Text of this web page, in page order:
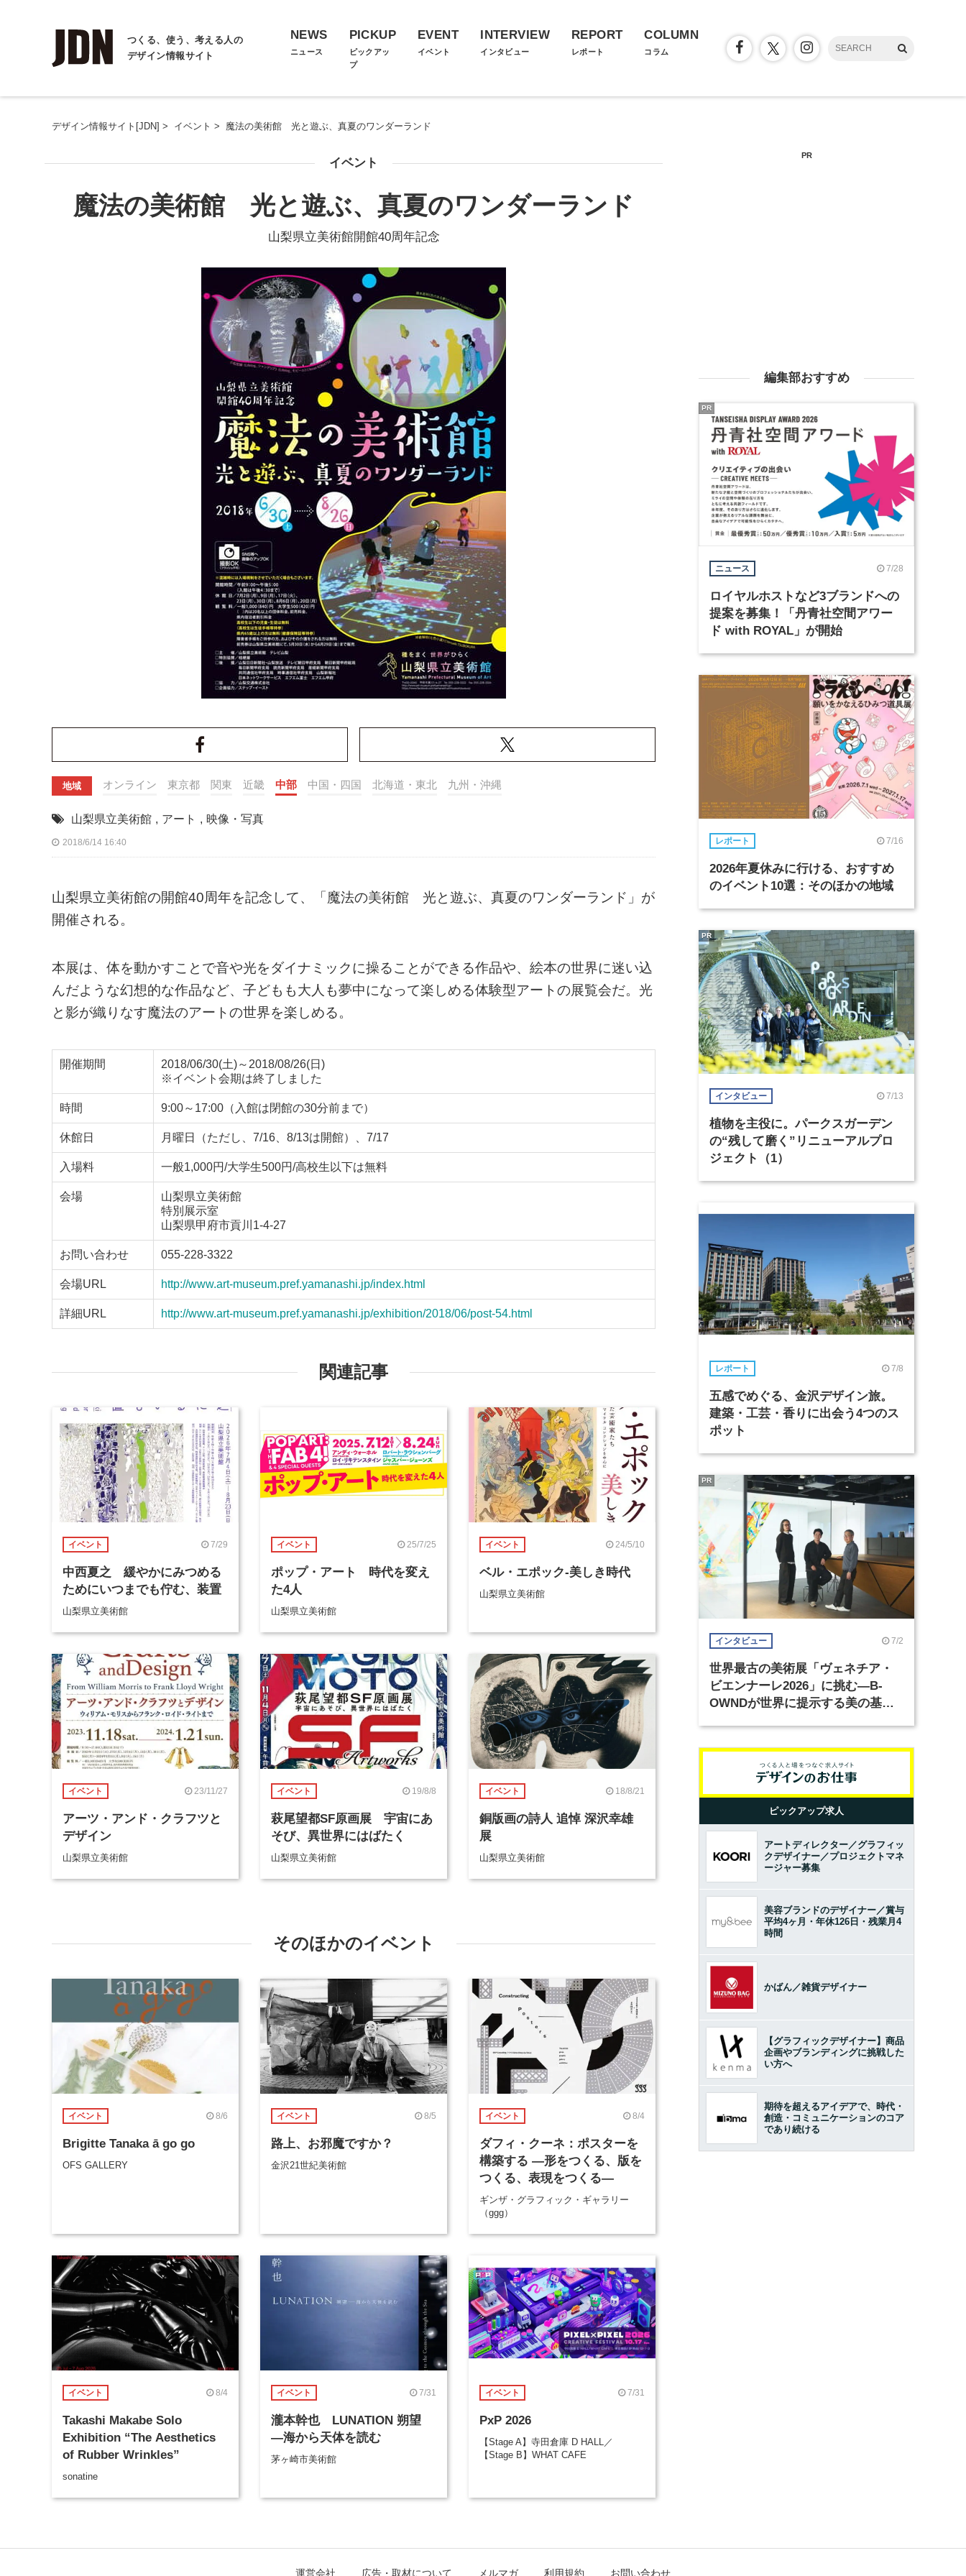
つくる、使う、考える人の
デザイン情報サイト
NEWS
ニュース
PICKUP
ピックアッ
プ
EVENT
イベント
INTERVIEW
インタビュー
REPORT
レポート
COLUMN
コラム
デザイン情報サイト[JDN] > イベント > 魔法の美術館 光と遊ぶ、真夏のワンダーランド
イベント
魔法の美術館 光と遊ぶ、真夏のワンダーランド
山梨県立美術館開館40周年記念
地域 オンライン 東京都 関東 近畿 中部 中国・四国 北海道・東北 九州・沖縄
山梨県立美術館 , アート , 映像・写真
2018/6/14 16:40
山梨県立美術館の開館40周年を記念して、「魔法の美術館 光と遊ぶ、真夏のワンダーランド」が
開催される。
本展は、体を動かすことで音や光をダイナミックに操ることができる作品や、絵本の世界に迷い込
んだような幻想的な作品など、子どもも大人も夢中になって楽しめる体験型アートの展覧会だ。光
と影が織りなす魔法のアートの世界を楽しめる。
開催期間
2018/06/30(土)～2018/08/26(日)
※イベント会期は終了しました
時間 9:00～17:00（入館は閉館の30分前まで）
休館日 月曜日（ただし、7/16、8/13は開館）、7/17
入場料 一般1,000円/大学生500円/高校生以下は無料
会場
山梨県立美術館
特別展示室
山梨県甲府市貢川1-4-27
お問い合わせ 055-228-3322
会場URL http://www.art-museum.pref.yamanashi.jp/index.html
詳細URL http://www.art-museum.pref.yamanashi.jp/exhibition/2018/06/post-54.html
関連記事
イベント 7/29
中西夏之 緩やかにみつめる
ためにいつまでも佇む、装置
山梨県立美術館
イベント 25/7/25
ポップ・アート 時代を変え
た4人
山梨県立美術館
イベント 24/5/10
ベル・エポック-美しき時代
山梨県立美術館
イベント 23/11/27
アーツ・アンド・クラフツと
デザイン
山梨県立美術館
イベント 19/8/8
萩尾望都SF原画展 宇宙にあ
そび、異世界にはばたく
山梨県立美術館
イベント 18/8/21
銅版画の詩人 追悼 深沢幸雄
展
山梨県立美術館
そのほかのイベント
イベント 8/6
Brigitte Tanaka ā go go
OFS GALLERY
イベント 8/5
路上、お邪魔ですか？
金沢21世紀美術館
イベント 8/4
ダフィ・クーネ：ポスターを
構築する ―形をつくる、版を
つくる、表現をつくる―
ギンザ・グラフィック・ギャラリー
（ggg）
イベント 8/4
Takashi Makabe Solo
Exhibition “The Aesthetics
of Rubber Wrinkles”
sonatine
イベント 7/31
瀧本幹也 LUNATION 朔望
―海から天体を読む
茅ヶ崎市美術館
イベント 7/31
PxP 2026
【Stage A】寺田倉庫 D HALL／
【Stage B】WHAT CAFE
PR
編集部おすすめ
ニュース 7/28
ロイヤルホストなど3ブランドへの
提案を募集！「丹青社空間アワー
ド with ROYAL」が開始
PR
レポート 7/16
2026年夏休みに行ける、おすすめ
のイベント10選：そのほかの地域
インタビュー 7/13
植物を主役に。パークスガーデン
の“残して磨く”リニューアルプロ
ジェクト（1）
PR
レポート 7/8
五感でめぐる、金沢デザイン旅。
建築・工芸・香りに出会う4つのス
ポット
インタビュー 7/2
世界最古の美術展「ヴェネチア・
ビエンナーレ2026」に挑む―B-
OWNDが世界に提示する美の基準
PR
ピックアップ求人
アートディレクター／グラフィッ
クデザイナー／プロジェクトマネ
ージャー募集
美容ブランドのデザイナー／賞与
平均4ヶ月・年休126日・残業月4
時間
かばん／雑貨デザイナー
【グラフィックデザイナー】商品
企画やブランディングに挑戦した
い方へ
期待を超えるアイデアで、時代・
創造・コミュニケーションのコア
であり続ける
運営会社 広告・取材について メルマガ 利用規約 お問い合わせ